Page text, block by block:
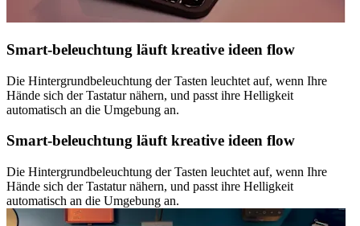
Smart-beleuchtung läuft kreative ideen flow
Die Hintergrundbeleuchtung der Tasten leuchtet auf, wenn Ihre
Hände sich der Tastatur nähern, und passt ihre Helligkeit
automatisch an die Umgebung an.
Smart-beleuchtung läuft kreative ideen flow
Die Hintergrundbeleuchtung der Tasten leuchtet auf, wenn Ihre
Hände sich der Tastatur nähern, und passt ihre Helligkeit
automatisch an die Umgebung an.